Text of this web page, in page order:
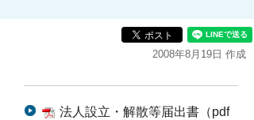
2008年8月19日 作成
法人設立・解散等届出書（pdf